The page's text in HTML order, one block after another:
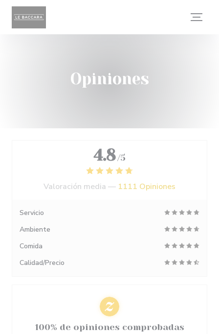
Personalización de sus opciones de cookies
Opiniones
4.8 /5
Valoración media — 1111 Opiniones
Servicio
Ambiente
Comida
Calidad/Precio
100% de opiniones comprobadas